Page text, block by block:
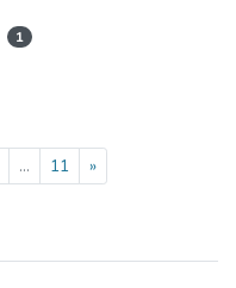
1
... 11 »